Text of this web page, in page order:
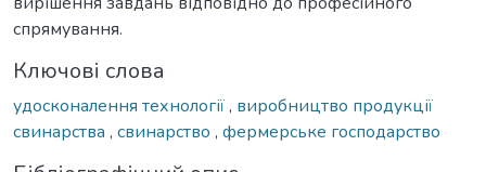
спрямування.
Ключові слова
удосконалення технології, виробництво продукції
свинарства , свинарство , фермерське господарство